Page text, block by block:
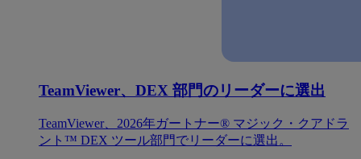
TeamViewer、DEX 部門のリーダーに選出
TeamViewer、2026年ガートナー® マジック・クアドラ
ント™ DEX ツール部門でリーダーに選出。